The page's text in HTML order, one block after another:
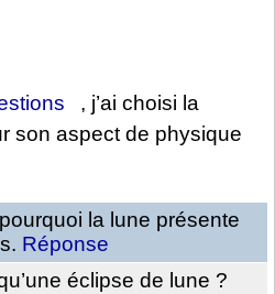
, j’ai choisi la
son aspect de physique
la lune présente
Réponse
éclipse de lune ?